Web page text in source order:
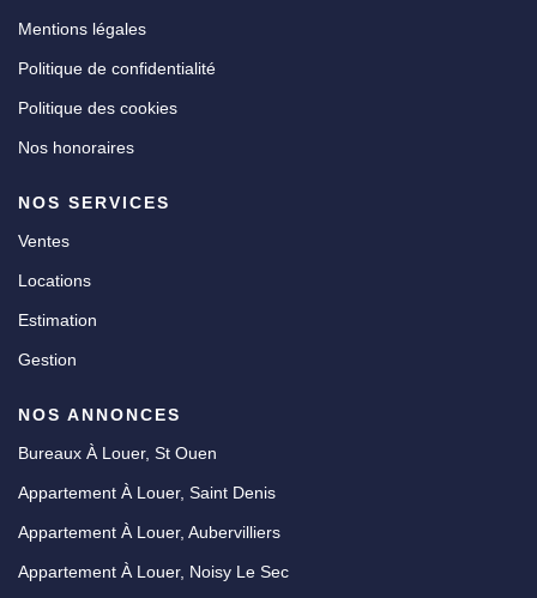
Mentions légales
Politique de confidentialité
Politique des cookies
Nos honoraires
NOS SERVICES
Ventes
Locations
Estimation
Gestion
NOS ANNONCES
Bureaux À Louer, St Ouen
Appartement À Louer, Saint Denis
Appartement À Louer, Aubervilliers
Appartement À Louer, Noisy Le Sec